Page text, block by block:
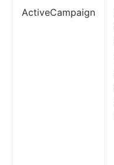
ActiveCampaign